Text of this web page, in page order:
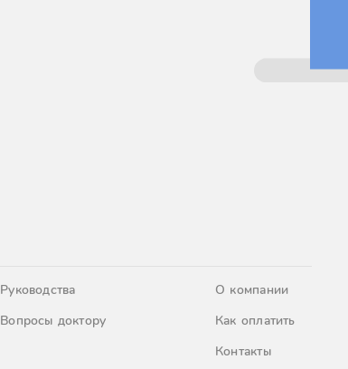
Руководства
Вопросы доктору
О компании
Как оплатить
Контакты